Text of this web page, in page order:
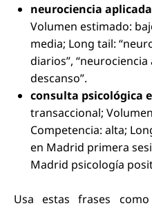
neurociencia aplicada
Volumen estimado:
media; Long tail:
diarios”,
descanso”.
consulta psicológica
transaccional;
Competencia: alta;
en Madrid primera
Madrid psicología
Usa estas frases